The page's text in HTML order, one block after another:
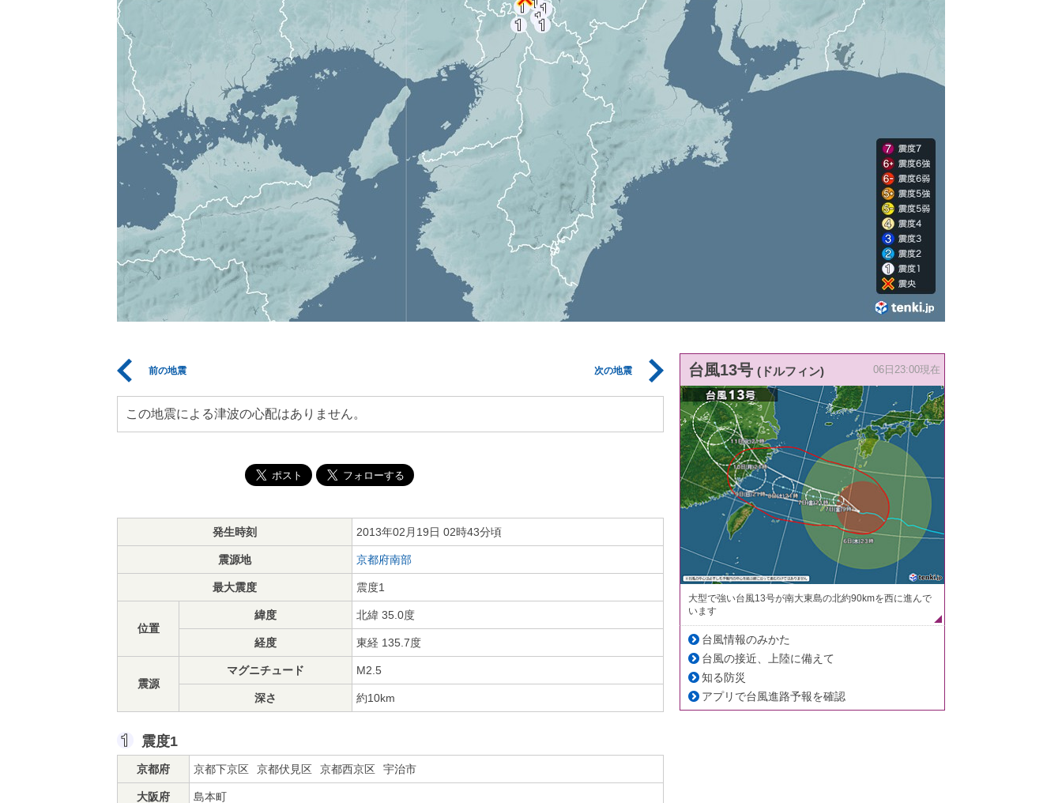
前の地震 次の地震
この地震による津波の心配はありません。
発生時刻 2013年02月19日 02時43分頃
震源地 京都府南部
最大震度 震度1
位置
緯度 北緯 35.0度
経度 東経 135.7度
震源
マグニチュード M2.5
深さ 約10km
震度1
京都府 京都下京区 京都伏見区 京都西京区 宇治市
大阪府 島本町
台風13号 (ドルフィン) 06日23:00現在
大型で強い台風13号が南大東島の北約90kmを西に進んで
います
台風情報のみかた
台風の接近、上陸に備えて
知る防災
アプリで台風進路予報を確認